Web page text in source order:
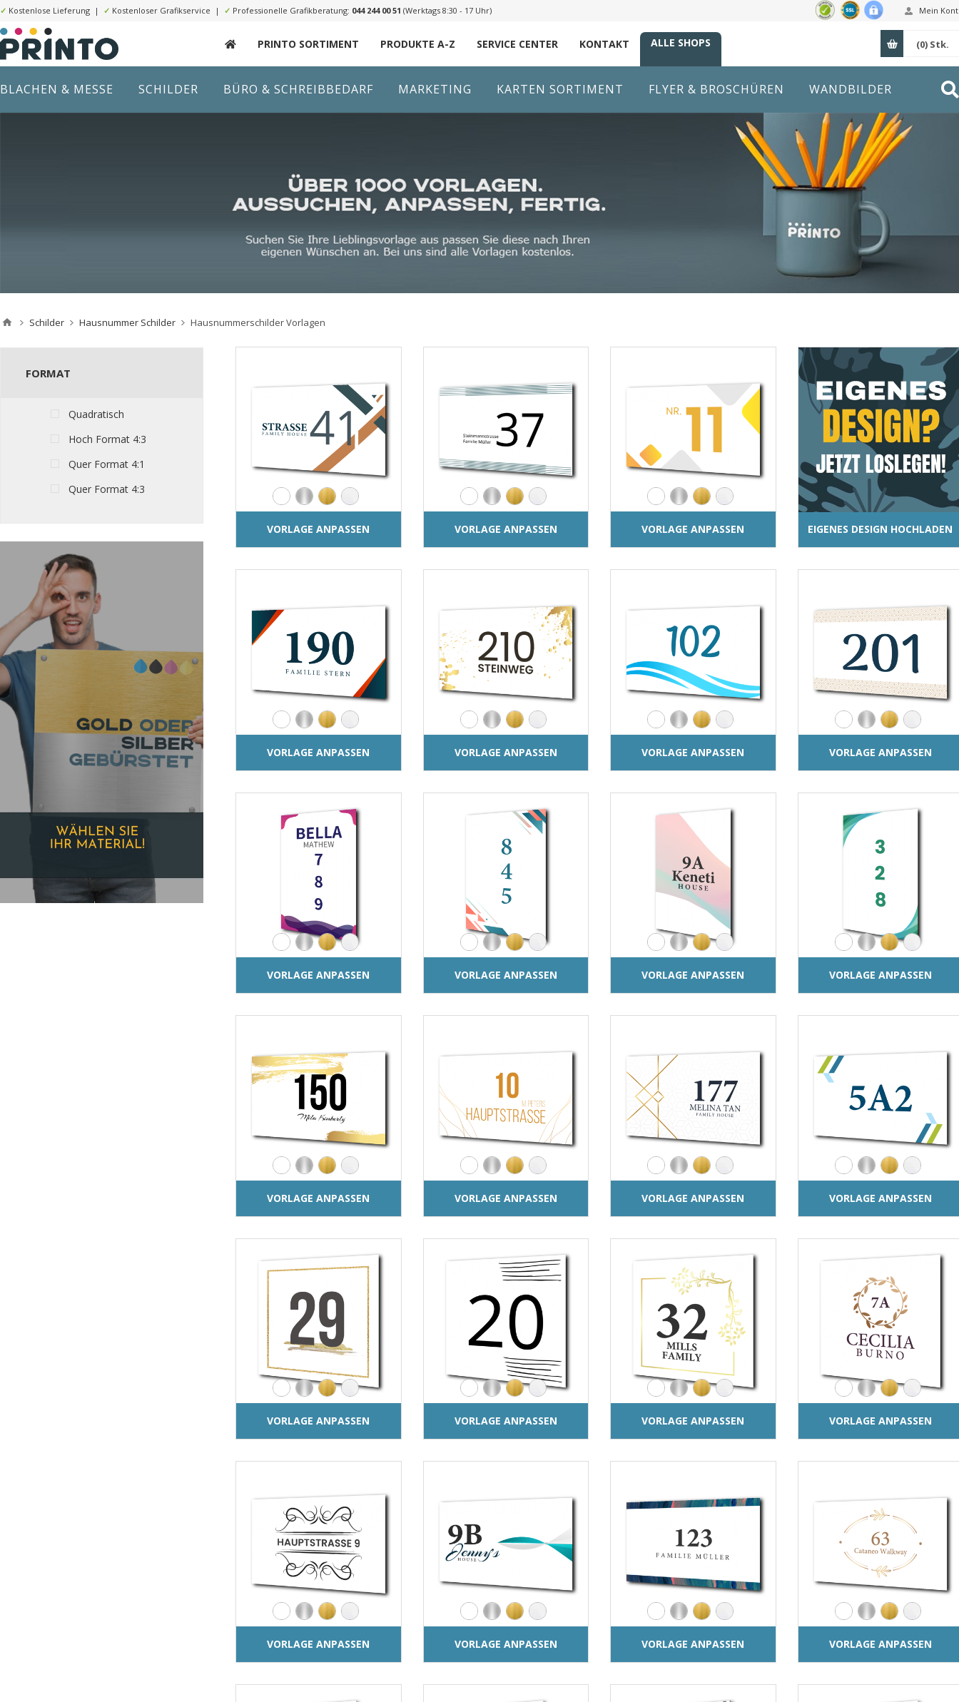
Mein
✓ Kostenlose Lieferung | ✓ Kostenloser Grafikservice | ✓ Professionelle Grafikberatung: 044 244 00 51 (Werktags 8:30 - 17 Uhr)
PRINTO SORTIMENT PRODUKTE A-Z SERVICE CENTER KONTAKT ALLE SHOPS (0) Stk.
BLACHEN & MESSE SCHILDER BÜRO & SCHREIBBEDARF MARKETING KARTEN SORTIMENT FLYER & BROSCHÜREN WANDBILDER
Schilder Hausnummer Schilder Hausnummerschilder Vorlagen
VORLAGE ANPASSEN VORLAGE ANPASSEN VORLAGE ANPASSEN EIGENES DESIGN HOCHLADEN
VORLAGE ANPASSEN VORLAGE ANPASSEN VORLAGE ANPASSEN VORLAGE ANPASSEN
VORLAGE ANPASSEN VORLAGE ANPASSEN VORLAGE ANPASSEN VORLAGE ANPASSEN
VORLAGE ANPASSEN VORLAGE ANPASSEN VORLAGE ANPASSEN VORLAGE ANPASSEN
VORLAGE ANPASSEN VORLAGE ANPASSEN VORLAGE ANPASSEN VORLAGE ANPASSEN
VORLAGE ANPASSEN VORLAGE ANPASSEN VORLAGE ANPASSEN VORLAGE ANPASSEN
FORMAT
Quadratisch
Hoch Format 4:3
Quer Format 4:1
Quer Format 4:3